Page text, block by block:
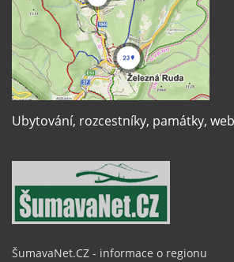
Ubytování, rozcestníky, památky,
ŠumavaNet.CZ - informace o regionu